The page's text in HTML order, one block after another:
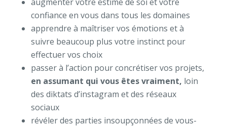
confiance en vous dans tous les domaines
apprendre à maîtriser vos émotions et à
suivre beaucoup plus votre instinct pour
effectuer vos choix
passer à l’action pour concrétiser vos projets,
en assumant qui vous êtes vraiment, loin
des diktats d’instagram et des réseaux
sociaux
révéler des parties insoupçonnées de vous-